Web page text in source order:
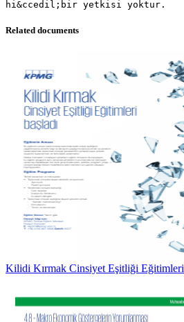
Related documents
Kilidi Kırmak Cinsiyet Eşitliği Eğitimleri